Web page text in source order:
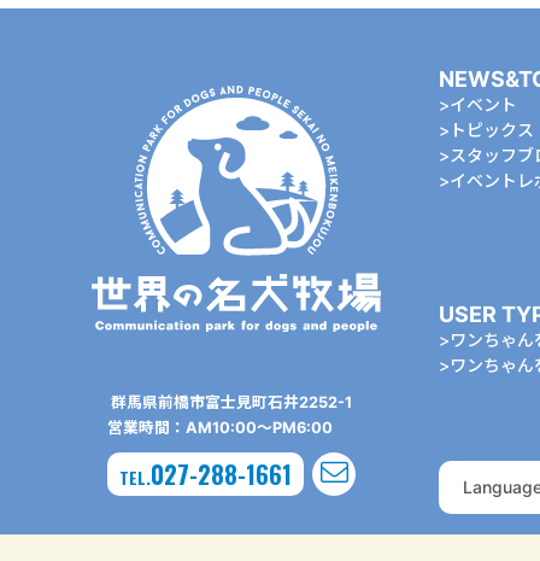
群⾺県前橋市富⼠⾒町⽯井2252-1
営業時間：AM10:00〜PM6:00
TEL.027-288-1661
イベント
トピックス
スタッフブ
イベントレ
USER
ワンちゃ
ワンちゃ